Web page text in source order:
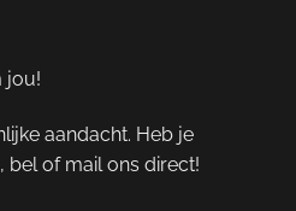
jou!
aandacht. Heb je
bel of mail ons direct!